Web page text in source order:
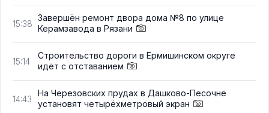
15:38
Завершён ремонт двора дома №8 по улице
Керамзавода в Рязани
15:14
Строительство дороги в Ермишинском округе
идёт с отставанием
14:43
На Черезовских прудах в Дашково-Песочне
установят четырёхметровый экран